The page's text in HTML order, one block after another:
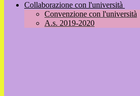
Collaborazione con l'università
Convenzione con l'università
A.s. 2019-2020